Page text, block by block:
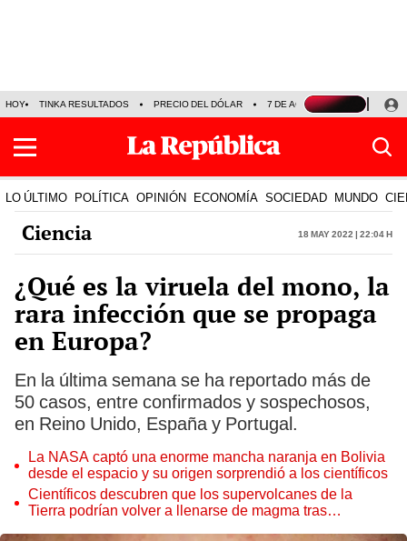
HOY TINKA RESULTADOS PRECIO DEL DÓLAR 7 DE AGOSTO OLLANTA
LO ÚLTIMO POLÍTICA OPINIÓN ECONOMÍA SOCIEDAD MUNDO
Ciencia 18 May 2022 | 22:04 h
¿Qué es la viruela del mono, la
rara infección que se propaga
en Europa?
En la última semana se ha reportado más de
50 casos, entre confirmados y sospechosos,
en Reino Unido, España y Portugal.
La NASA captó una enorme mancha naranja en Bolivia
desde el espacio y su origen sorprendió a los científicos
Científicos descubren que los supervolcanes de la
Tierra podrían volver a llenarse de magma tras